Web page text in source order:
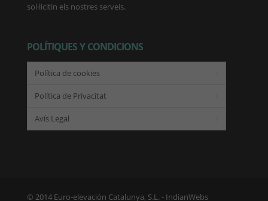
sol·licitin els nostres serveis.
POLÍTIQUES Y CONDICIONS
Política de cookies
Política de Privacitat
Avís Legal
© 2014 Euro-elevación Catalunya, S.L. - IndianWebs